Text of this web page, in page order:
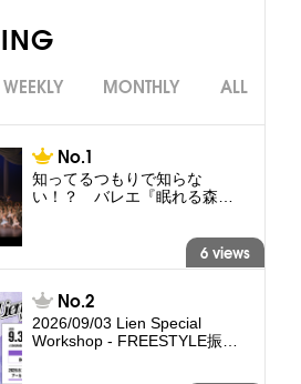
WEEKLY MONTHLY ALL
知ってるつもりで知らな
い！？ バレエ『眠れる森…
6 views
2026/09/03 Lien Special
Workshop - FREESTYLE振…